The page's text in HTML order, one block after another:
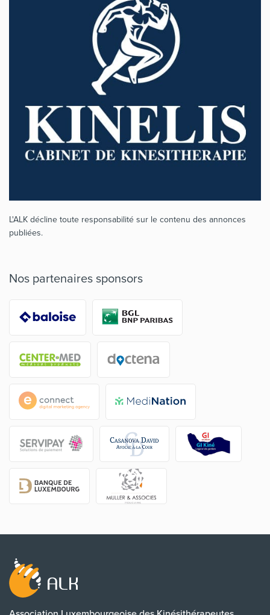
L'ALK décline toute responsabilité sur le contenu des annonces
publiées.
Nos partenaires sponsors